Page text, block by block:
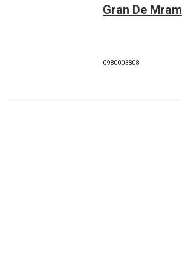
Gran De Mram
0980003808